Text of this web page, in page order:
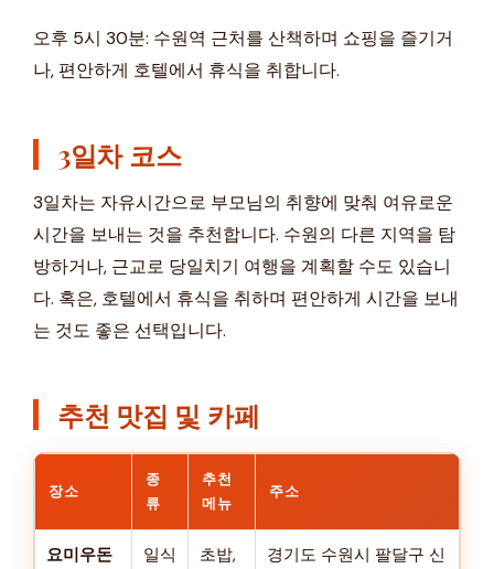
오후 5시 30분: 수원역 근처를 산책하며 쇼핑을 즐기거
나, 편안하게 호텔에서 휴식을 취합니다.
3일차 코스
3일차는 자유시간으로 부모님의 취향에 맞춰 여유로운
시간을 보내는 것을 추천합니다. 수원의 다른 지역을 탐
방하거나, 근교로 당일치기 여행을 계획할 수도 있습니
다. 혹은, 호텔에서 휴식을 취하며 편안하게 시간을 보내
는 것도 좋은 선택입니다.
추천 맛집 및 카페
장소
종
류
추천
메뉴
주소
요미우돈
일식
초밥,
경기도 수원시 팔달구 신